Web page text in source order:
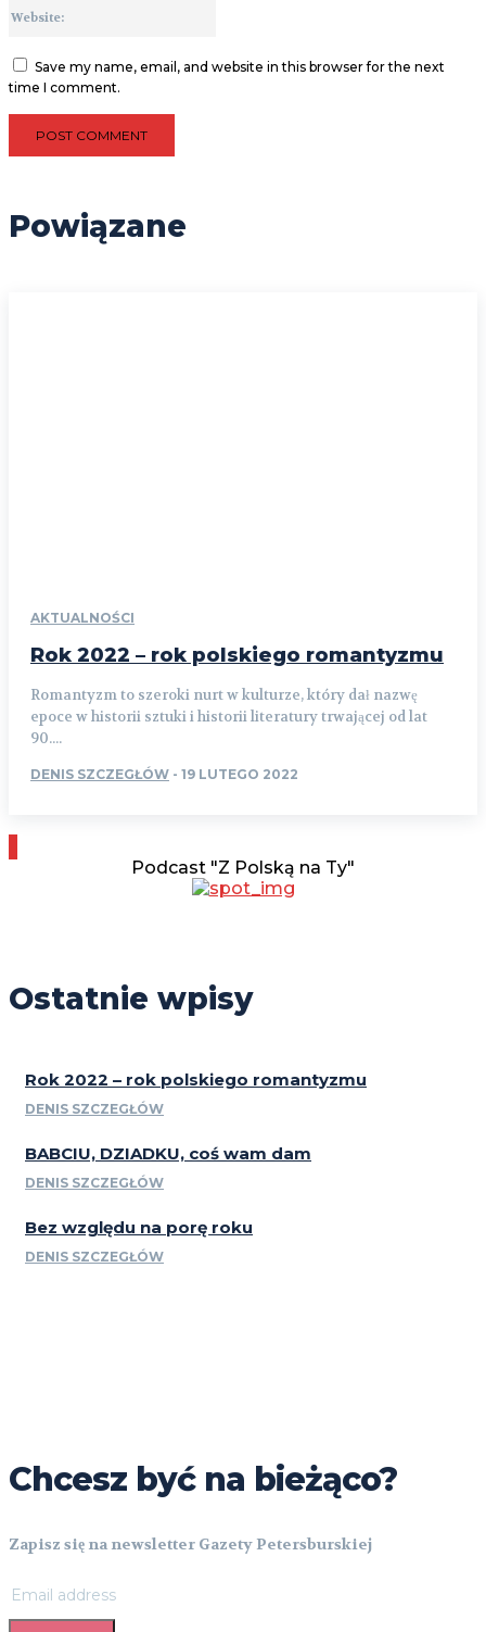
Save my name, email, and website in this browser for the next
time I comment.
Powiązane
AKTUALNOŚCI
Rok 2022 – rok polskiego romantyzmu
Romantyzm to szeroki nurt w kulturze, który dał nazwę
epoce w historii sztuki i historii literatury trwającej od lat
90....
DENIS SZCZEGŁÓW - 19 LUTEGO 2022
Podcast "Z Polską na Ty"
Ostatnie wpisy
Rok 2022 – rok polskiego romantyzmu
DENIS SZCZEGŁÓW
BABCIU, DZIADKU, coś wam dam
DENIS SZCZEGŁÓW
Bez względu na porę roku
DENIS SZCZEGŁÓW
Chcesz być na bieżąco?
Zapisz się na newsletter Gazety Petersburskiej